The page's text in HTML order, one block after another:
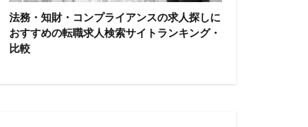
法務・知財・コンプライアンスの求人探しに
おすすめの転職求人検索サイトランキング・
比較